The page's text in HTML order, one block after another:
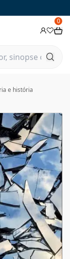
0
e história